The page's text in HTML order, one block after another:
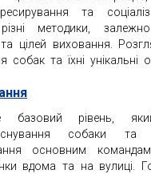
та
методики,
цілей виховання.
собак та їхні унікальні
рівень, який
собаки
основним
вдома та на вулиці.